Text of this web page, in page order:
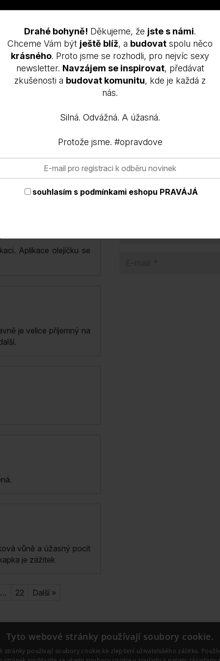
Drahé bohyně! Děkujeme, že jste s námi.
Chceme Vám být ještě blíž, a budovat spolu něco
krásného. Proto jsme se rozhodli, pro nejvíc sexy
newsletter. Navzájem se inspirovat, předávat
zkušenosti a budovat komunitu, kde je každá z
nás.
Silná. Odvážná. A úžasná.
Protože jsme. #opravdove
souhlasím s podmínkami eshopu PRAVÁJÁ
pokožky.
Aplikace olejíčku se
je velice příjemný na
vůně a úžasný pocit
je zážitek
… 22 Další »
Vaše
Tyto webové stránky používají soubory cookie.
stránky používají soubory cookie ke zlepšení uživatelského zážitku.